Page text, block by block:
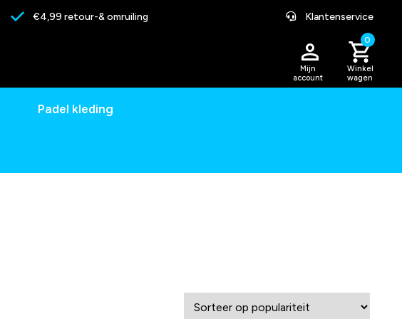
€4,99 retour-& omruiling Klantenservice
Mijn
account
Winkel
wagen
0
Padel kleding